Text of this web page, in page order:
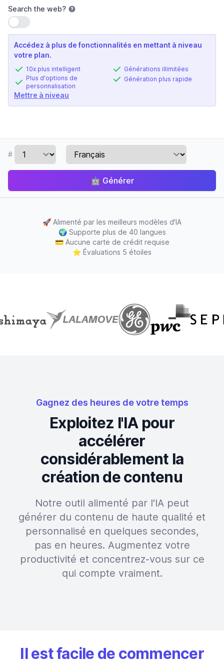
Search the web?
Utiliser le paramètre
Accédez à plus de fonctionnalités en mettant à niveau
votre plan.
10x plus intelligent
Plus d'options de
personnalisation
Générations illimitées
Génération plus rapide
Mettre à niveau
#
🤖 Générer
🚀 Alimenté par les meilleurs modèles d'IA
🌍 Supporte plus de 40 langues
💳 Aucune carte de crédit requise
⭐ Évaluations 5 étoiles
Gagnez des heures de votre temps
Exploitez l'IA pour
accélérer
considérablement la
création de contenu
Notre outil alimenté par l'IA peut
générer du contenu de haute qualité et
personnalisé en quelques secondes,
pas en heures. Augmentez votre
productivité et concentrez-vous sur ce
qui compte vraiment.
Il est facile de commencer